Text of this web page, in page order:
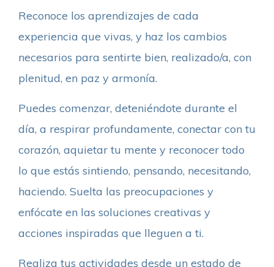
Reconoce los aprendizajes de cada
experiencia que vivas, y haz los cambios
necesarios para sentirte bien, realizado/a, con
plenitud, en paz y armonía.
Puedes comenzar, deteniéndote durante el
día, a respirar profundamente, conectar con tu
corazón, aquietar tu mente y reconocer todo
lo que estás sintiendo, pensando, necesitando,
haciendo. Suelta las preocupaciones y
enfócate en las soluciones creativas y
acciones inspiradas que lleguen a ti.
Realiza tus actividades desde un estado de